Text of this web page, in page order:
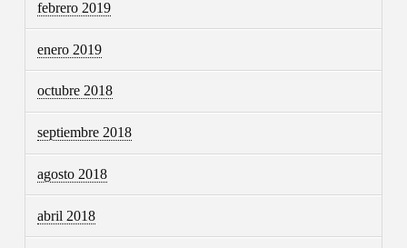
febrero 2019
enero 2019
octubre 2018
septiembre 2018
agosto 2018
abril 2018